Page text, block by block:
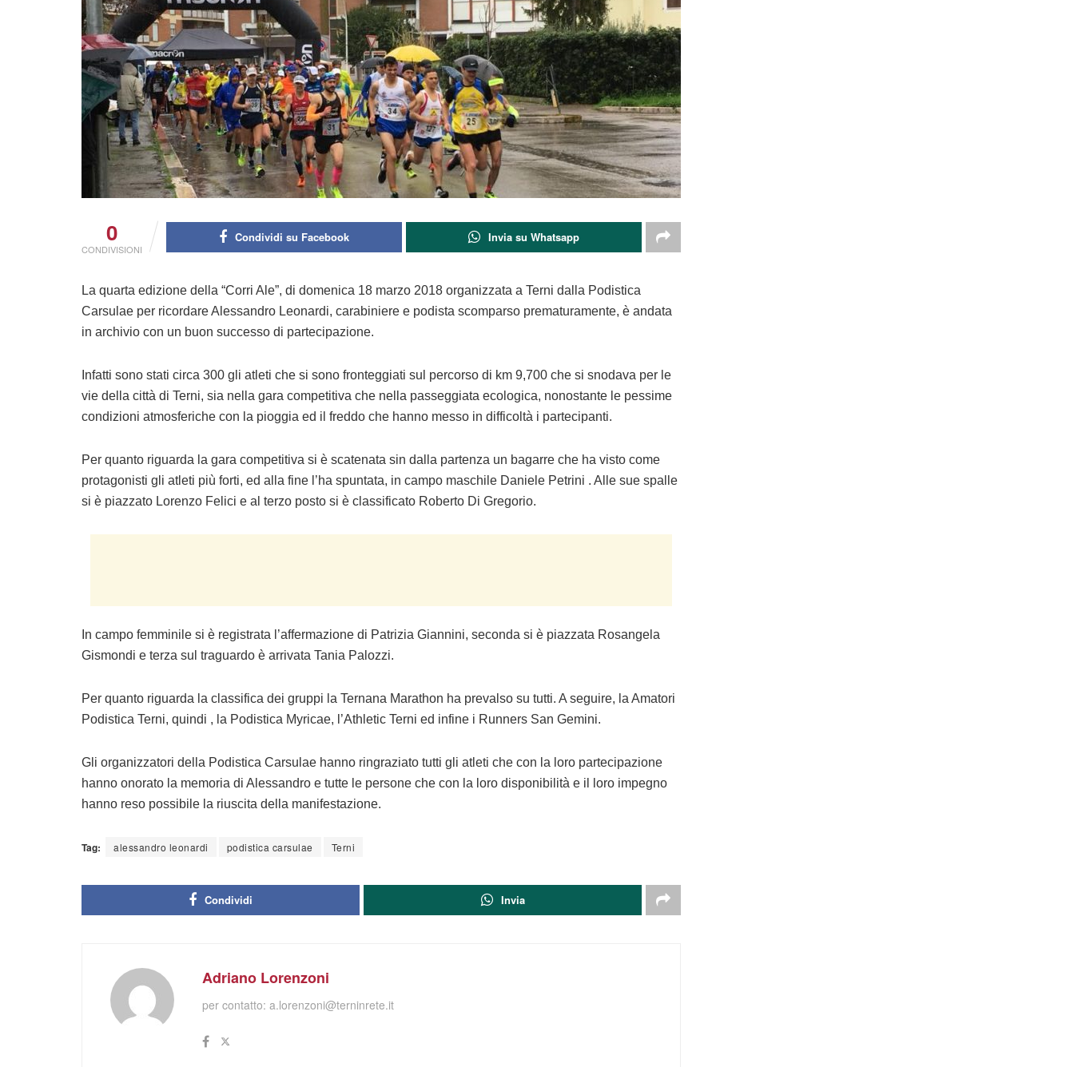
0
CONDIVISIONI
Condividi su Facebook Invia su Whatsapp
La quarta edizione della “Corri Ale”, di domenica 18 marzo 2018 organizzata a Terni dalla Podistica
Carsulae per ricordare Alessandro Leonardi, carabiniere e podista scomparso prematuramente, è andata
in archivio con un buon successo di partecipazione.
Infatti sono stati circa 300 gli atleti che si sono fronteggiati sul percorso di km 9,700 che si snodava per le
vie della città di Terni, sia nella gara competitiva che nella passeggiata ecologica, nonostante le pessime
condizioni atmosferiche con la pioggia ed il freddo che hanno messo in difficoltà i partecipanti.
Per quanto riguarda la gara competitiva si è scatenata sin dalla partenza un bagarre che ha visto come
protagonisti gli atleti più forti, ed alla fine l’ha spuntata, in campo maschile Daniele Petrini . Alle sue spalle
si è piazzato Lorenzo Felici e al terzo posto si è classificato Roberto Di Gregorio.
In campo femminile si è registrata l’affermazione di Patrizia Giannini, seconda si è piazzata Rosangela
Gismondi e terza sul traguardo è arrivata Tania Palozzi.
Per quanto riguarda la classifica dei gruppi la Ternana Marathon ha prevalso su tutti. A seguire, la Amatori
Podistica Terni, quindi , la Podistica Myricae, l’Athletic Terni ed infine i Runners San Gemini.
Gli organizzatori della Podistica Carsulae hanno ringraziato tutti gli atleti che con la loro partecipazione
hanno onorato la memoria di Alessandro e tutte le persone che con la loro disponibilità e il loro impegno
hanno reso possibile la riuscita della manifestazione.
Tag: alessandro leonardi podistica carsulae Terni
Condividi Invia
Adriano Lorenzoni
per contatto: a.lorenzoni@terninrete.it